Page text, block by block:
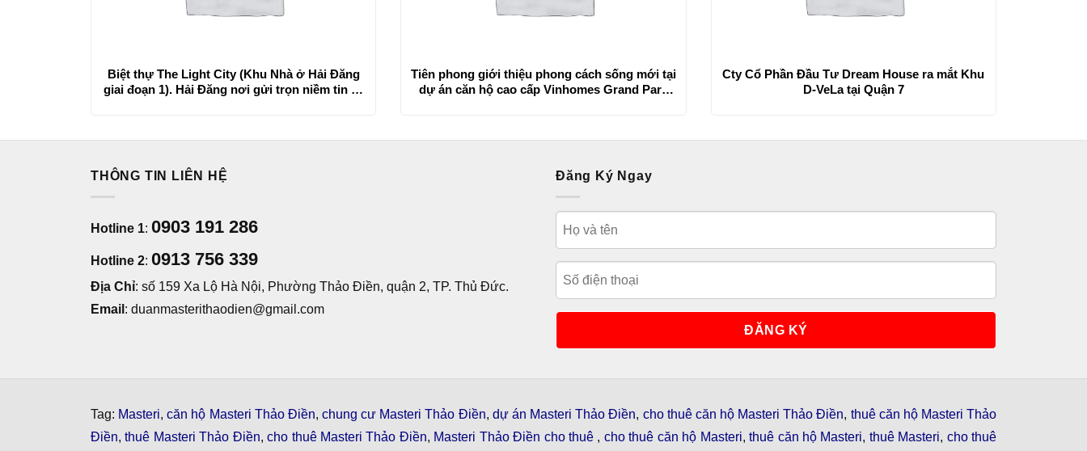
Biệt thự The Light City (Khu Nhà ở Hải Đăng
giai đoạn 1). Hải Đăng nơi gửi trọn niềm tin về
Tiên phong giới thiệu phong cách sống mới tại
dự án căn hộ cao cấp Vinhomes Grand Park
Cty Cổ Phần Đầu Tư Dream House ra mắt Khu
D-VeLa tại Quận 7
THÔNG TIN LIÊN HỆ
Hotline 1: 0903 191 286
Hotline 2: 0913 756 339
Địa Chỉ: số 159 Xa Lộ Hà Nội, Phường Thảo Điền, quận 2, TP. Thủ Đức.
Email : duanmasterithaodien@gmail.com
Đăng Ký Ngay
Tag: Masteri,căn hộ Masteri Thảo Điền,chung cư Masteri Thảo Điền, dự án Masteri Thảo Điền, cho thuê căn hộ Masteri Thảo Điền, thuê căn hộ Masteri Thảo
Điền,thuê Masteri Thảo Điền,cho thuê Masteri Thảo Điền, Masteri Thảo Điền cho thuê , cho thuê căn hộ Masteri,thuê căn hộ Masteri, thuê Masteri, cho thuê